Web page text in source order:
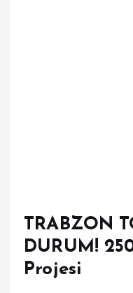
TRABZON
DURUM!
Projesi